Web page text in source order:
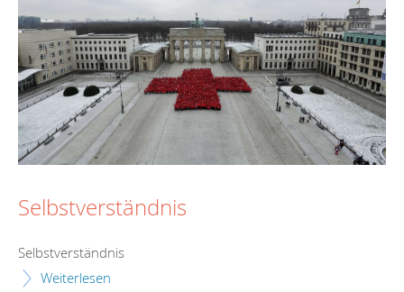
Selbstverständnis
Selbstverständnis
Weiterlesen